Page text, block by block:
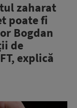
zaharat
poate fi
Bogdan
de
explică